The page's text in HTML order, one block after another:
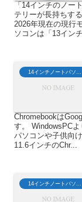
「14インチのノー
テリーが長持ちす
2026年現在の現行
ソコンは「13イン
14インチノートパソコン
Chromebookは
す。 WindowsPC
パソコンや子供向
11.6インチのChr...